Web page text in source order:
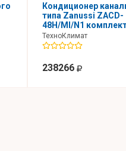
Кондиционер
типа Zanussi ZACD-
48H/MI/N1
ТехноКлимат
238266